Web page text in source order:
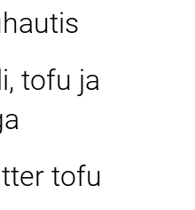
tofu ja
tofu